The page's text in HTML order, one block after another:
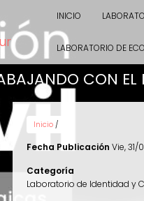
INICIO
LABORATORIO DE
CON EL
Inicio /
Fecha Publicación Vie, 31/
Categoría
Laboratorio de Identidad y